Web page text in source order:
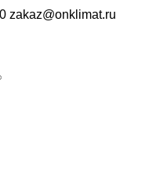
zakaz@onklimat.ru